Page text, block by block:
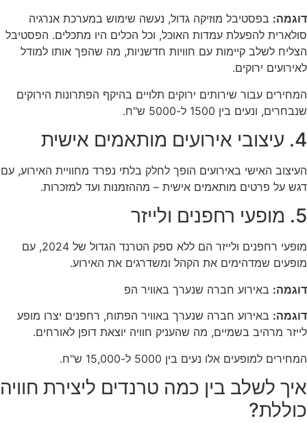
דוגמה: בפסטיבל מוזיקה גדול, נעשה שימוש במערכת אנרגיה
סולארית להפעלת עמדות האוכל, וכל הכלים היו מתכלים. הפסטיבל
הצליח לשלב קיימות עם חוויות חדשניות, מה שהפך אותו למודל
לאירועים ירוקים.
המחירים עבור שירותים ירוקים תלויים בהיקף הפתרונות הירוקים
שנבחרים, ונעים בין 1500 ל-5000 ש"ח.
4. עיצובי אירועים מותאמים אישית
העיצוב האישי באירועים הופך לחלק בלתי נפרד מחוויית האירוע, עם
דגש על פרטים מותאמים אישית – מההזמנות ועד למזכרות.
5. מופעי רחפנים ולייזר
מופעי רחפנים ולייזר הם ללא ספק הטרנד הגדול של 2024, עם
מופעים שמדהימים את הקהל ומשדרגים את האירוע.
דוגמה: באירוע חברה שנערך באוויר הפ
דוגמה: באירוע חברה שנערך באוויר הפתוח, רחפנים יצרו מופע
לייזר מרהיב בשמיים, מה שהעניק חוויה יוצאת דופן לאורחים.
המחירים למופעים אלו נעים בין 5000 ל-15,000 ש"ח.
איך לשלב בין כמה טרנדים ליצירת חוויה
כוללת?